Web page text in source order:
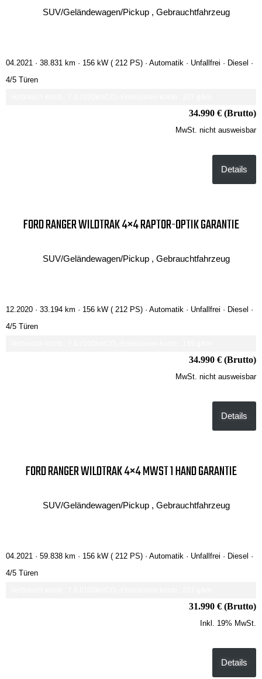
SUV/Geländewagen/Pickup , Gebrauchtfahrzeug
04.2021 · 38.831 km · 156 kW ( 212 PS) · Automatik · Unfallfrei · Diesel ·
4/5 Türen
34.990 € (Brutto)
MwSt. nicht ausweisbar
Details
FORD RANGER WILDTRAK 4×4 RAPTOR-OPTIK GARANTIE
SUV/Geländewagen/Pickup , Gebrauchtfahrzeug
12.2020 · 33.194 km · 156 kW ( 212 PS) · Automatik · Unfallfrei · Diesel ·
4/5 Türen
34.990 € (Brutto)
MwSt. nicht ausweisbar
Details
FORD RANGER WILDTRAK 4×4 MWST 1 HAND GARANTIE
SUV/Geländewagen/Pickup , Gebrauchtfahrzeug
04.2021 · 59.838 km · 156 kW ( 212 PS) · Automatik · Unfallfrei · Diesel ·
4/5 Türen
31.990 € (Brutto)
Inkl. 19% MwSt.
Details